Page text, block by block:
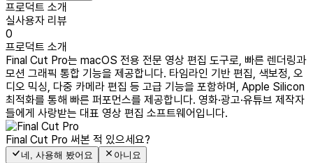
프로덕트 소개
실사용자 리뷰
0
프로덕트 소개
Final Cut Pro는 macOS 전용 전문 영상 편집 도구로, 빠른 렌더링과
모션 그래픽 통합 기능을 제공합니다. 타임라인 기반 편집, 색보정, 오
디오 믹싱, 다중 카메라 편집 등 고급 기능을 포함하며, Apple Silicon
최적화를 통해 빠른 퍼포먼스를 제공합니다. 영화·광고·유튜브 제작자
들에게 사랑받는 대표 영상 편집 소프트웨어입니다.
Final Cut Pro 써본 적 있으세요?
네, 사용해 봤어요 아니요